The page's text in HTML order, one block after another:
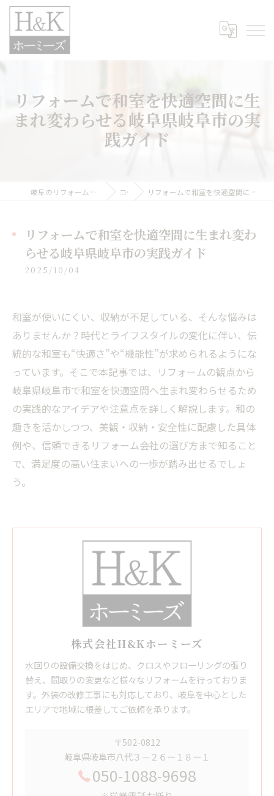
リフォームで和室を快適空間に生
まれ変わらせる岐阜県岐阜市の実
践ガイド
岐阜のリフォームなら株式会社H&Kホーミーズ コラム リフォームで和室を快適空間に生まれ変わらせる岐阜県岐阜市の実践ガイド
リフォームで和室を快適空間に生まれ変わ
らせる岐阜県岐阜市の実践ガイド
2025/10/04
和室が使いにくい、収納が不足している、そんな悩みは
ありませんか？時代とライフスタイルの変化に伴い、伝
統的な和室も“快適さ”や“機能性”が求められるようにな
っています。そこで本記事では、リフォームの観点から
岐阜県岐阜市で和室を快適空間へ生まれ変わらせるため
の実践的なアイデアや注意点を詳しく解説します。和の
趣きを活かしつつ、美観・収納・安全性に配慮した具体
例や、信頼できるリフォーム会社の選び方まで知ること
で、満足度の高い住まいへの一歩が踏み出せるでしょ
う。
株式会社H&Kホーミーズ
水回りの設備交換をはじめ、クロスやフローリングの張り
替え、間取りの変更など様々なリフォームを行っておりま
す。外装の改修工事にも対応しており、岐阜を中心とした
エリアで地域に根差してご依頼を承ります。
〒502-0812
岐阜県岐阜市八代３－２６ー１８ー１
050-1088-9698